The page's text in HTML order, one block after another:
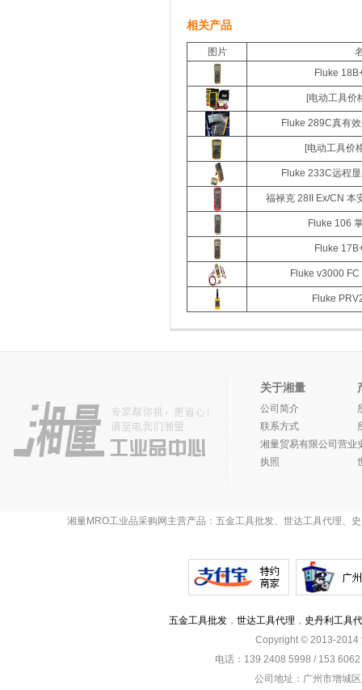
相关产品
图片
Fluke
[电动工具价
Fluke 289C真有
[电动工具价
Fluke 233C远程
福禄克 28II Ex/CN 本
Fluke 106
Fluke
Fluke v3000
Fluke
关于湘量
公司简介
联系方式
湘量贸易有限公司营业
执照
湘量MRO工业品采购网主营产品：五金工具批发、世达工具代理、
五金工具批发 ， 世达工具代理 ， 史丹利工具
Copyright © 2013-2014
电话：139 2408 5998 / 153
公司地址：广州市增城